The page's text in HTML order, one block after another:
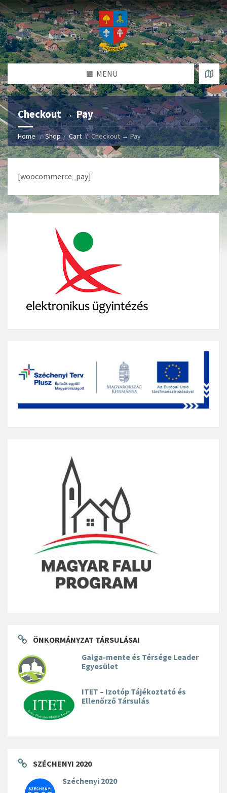
MENU
Checkout → Pay
Home Shop Cart Checkout → Pay
[woocommerce_pay]
ÖNKORMÁNYZAT TÁRSULÁSAI
Galga-mente és Térsége Leader
Egyesület
ITET – Izotóp Tájékoztató és
Ellenőrző Társulás
SZÉCHENYI 2020
Széchenyi 2020